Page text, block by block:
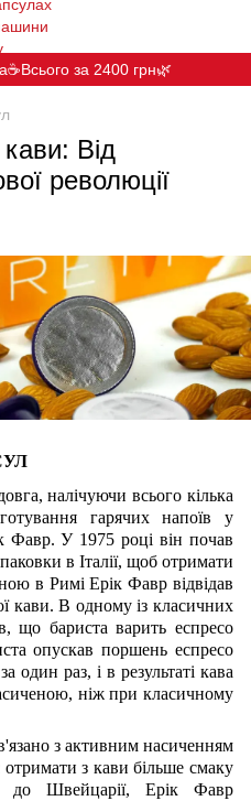
за 2400 грн🌿
кави: Від
революції
налічуючи всього кілька
гарячих напоїв у
Фавр. У 1975 році він почав
в Італії, щоб отримати
в Римі Ерік Фавр відвідав
кави. В одному із класичних
що бариста варить еспресо
опускав поршень еспресо
один раз, і в результаті кава
ніж при класичному
з активним насиченням
з кави більше смаку
до Швейцарії, Ерік Фавр